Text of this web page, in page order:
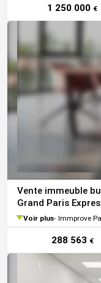
1 250 000 €
Vente immeuble
Grand Paris
Voir plus Immprove
288 563 €